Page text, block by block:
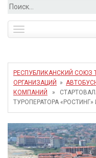
Найти:
РЕСПУБЛИКАНСКИЙ СОЮЗ
ОРГАНИЗАЦИЙ
»
КОМПАНИЙ
»
ТУРОПЕРАТОРА